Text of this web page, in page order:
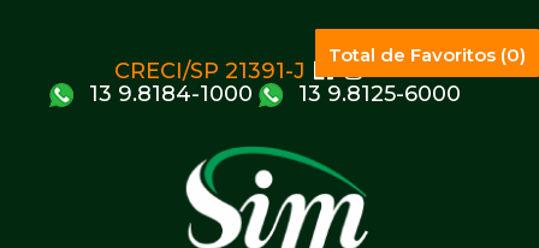
CRECI/SP 21391-J
13 9.8184-1000
13 9.8125-6000
Total de Favoritos (0)